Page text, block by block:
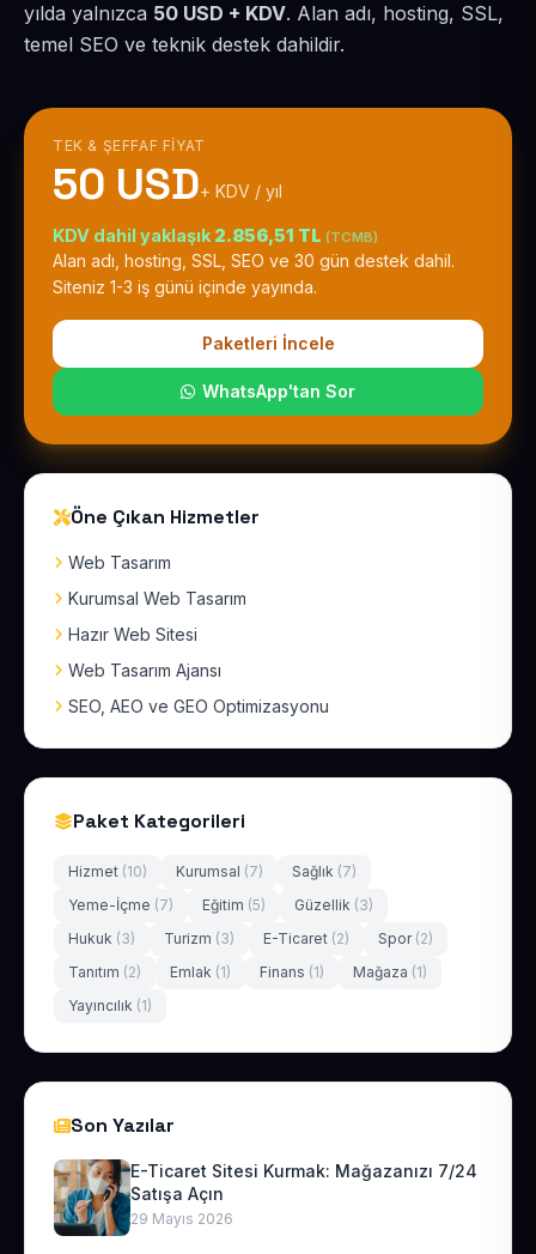
yılda yalnızca 50 USD + KDV. Alan adı, hosting, SSL,
temel SEO ve teknik destek dahildir.
TEK & ŞEFFAF FIYAT
50 USD+ KDV / yıl
KDV dahil yaklaşık 2.856,51 TL (TCMB)
Alan adı, hosting, SSL, SEO ve 30 gün destek dahil.
Siteniz 1-3 iş günü içinde yayında.
Paketleri İncele
WhatsApp'tan Sor
Öne Çıkan Hizmetler
Web Tasarım
Kurumsal Web Tasarım
Hazır Web Sitesi
Web Tasarım Ajansı
SEO, AEO ve GEO Optimizasyonu
Paket Kategorileri
Hizmet (10) Kurumsal (7) Sağlık (7)
Yeme-İçme (7) Eğitim (5) Güzellik (3)
Hukuk (3) Turizm (3) E-Ticaret (2) Spor (2)
Tanıtım (2) Emlak (1) Finans (1) Mağaza (1)
Yayıncılık (1)
Son Yazılar
E-Ticaret Sitesi Kurmak: Mağazanızı 7/24
Satışa Açın
29 Mayıs 2026